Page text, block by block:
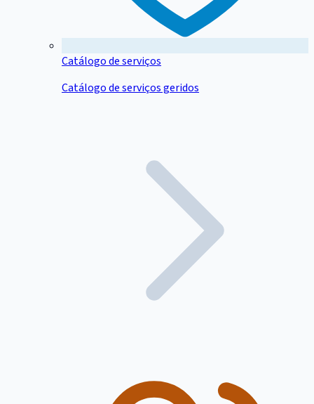
Catálogo de serviços
Catálogo de serviços geridos